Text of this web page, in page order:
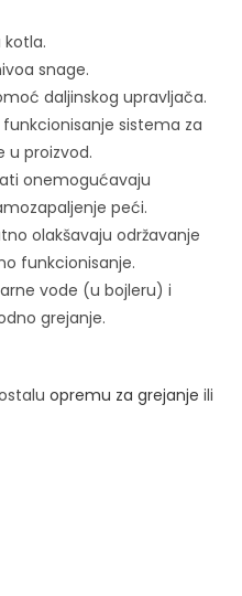
snage.
daljinskog upravljača.
sistema za
u proizvod.
onemogućavaju
peći.
olakšavaju održavanje
funkcionisanje.
vode (u bojleru) i
grejanje.
opremu za grejanje ili